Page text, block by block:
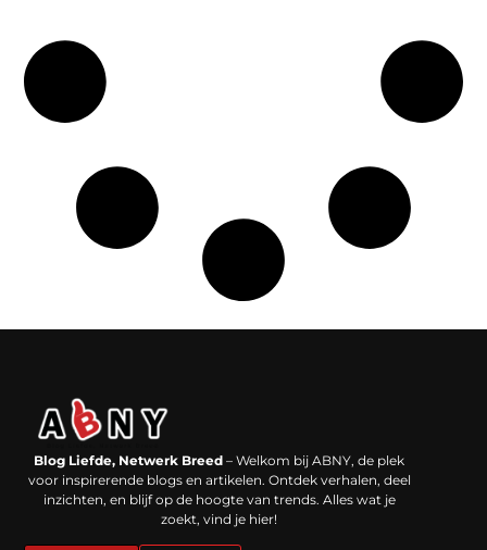
Blog Liefde, Netwerk Breed – Welkom bij ABNY, de plek
voor inspirerende blogs en artikelen. Ontdek verhalen, deel
inzichten, en blijf op de hoogte van trends. Alles wat je
zoekt, vind je hier!